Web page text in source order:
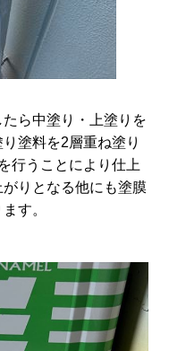
ら中塗り・上塗りを
塗料を2層重ね塗り
行うことにより仕上
りとなる他にも塗膜
す。